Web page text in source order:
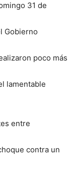
31 de
Gobierno
poco más
lamentable
entre
contra un